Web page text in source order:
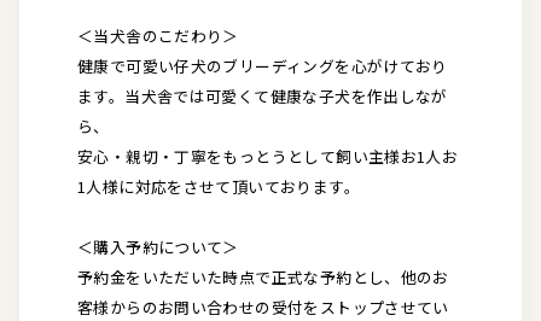
＜当犬舎のこだわり＞
健康で可愛い仔犬のブリーディングを心がけており
ます。当犬舎では可愛くて健康な子犬を作出しなが
ら、
安心・親切・丁寧をもっとうとして飼い主様お1人お
1人様に対応をさせて頂いております。
＜購入予約について＞
予約金をいただいた時点で正式な予約とし、他のお
客様からのお問い合わせの受付をストップさせてい